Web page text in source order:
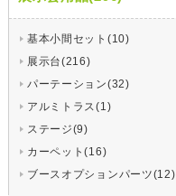
基本小間セット(10)
展示台(216)
パーテーション(32)
アルミトラス(1)
ステージ(9)
カーペット(16)
ブースオプションパーツ(12)